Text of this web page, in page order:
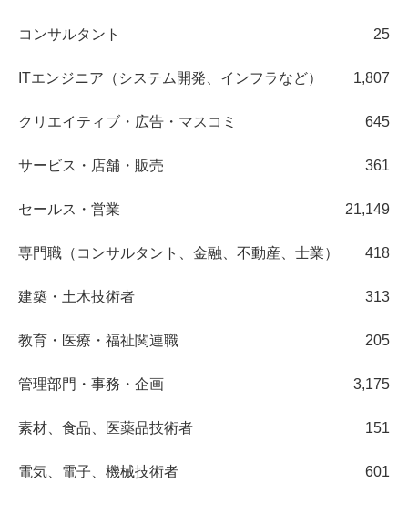
コンサルタント 25
ITエンジニア（システム開発、インフラなど） 1,807
クリエイティブ・広告・マスコミ 645
サービス・店舗・販売 361
セールス・営業 21,149
専門職（コンサルタント、金融、不動産、士業） 418
建築・土木技術者 313
教育・医療・福祉関連職 205
管理部門・事務・企画 3,175
素材、食品、医薬品技術者 151
電気、電子、機械技術者 601